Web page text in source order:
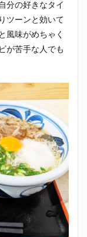
分の好きなタイ
ツーンと効いて
風味がめちゃく
が苦手な人でも